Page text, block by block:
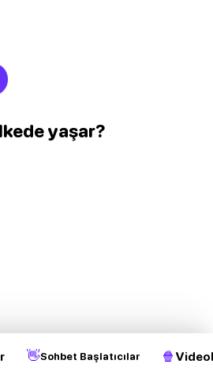
yaşar?
👋Sohbet Başlatıcılar 🍿